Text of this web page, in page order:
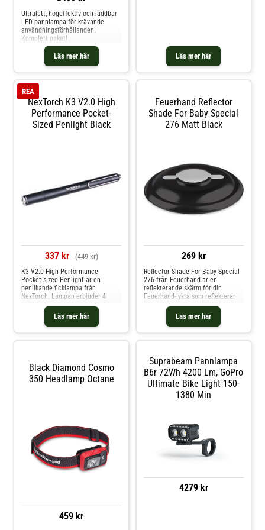
Läs mer här
Ultralätt, högeffektiv och laddbar
LED-pannlampa för krävande
användningsförhållanden.
Komplett paket!
Läs mer här
NexTorch K3 V2.0 High
Performance Pocket-
Sized Penlight Black
REA
337 kr (449 kr)
Läs mer här
K3 V2.0 High Performance
Pocket-sized Penlight är en
penlikande ficklampa från
NexTorch. Lampan erbjuder 4
olika ljuslägen och kan änvands
till vardagen lika bra som till
medicinska användningsområden.
K3V2:s minnesfunktion behåller
Tillverkad i aluminium Lägen: låg,
medium, hög och stribe
Feuerhand Reflector
Shade For Baby Special
276 Matt Black
269 kr
Läs mer här
Reflector Shade For Baby Special
276 från Feuerhand är en
reflekterande skärm för din
Feuerhand-lykta som reflekterar
ljuset från lågan samt skyddar
glaset från smuts och regn.
Black Diamond Cosmo
350 Headlamp Octane
459 kr
Suprabeam Pannlampa
B6r 72Wh 4200 Lm, GoPro
Ultimate Bike Light 150-
1380 Min
4279 kr